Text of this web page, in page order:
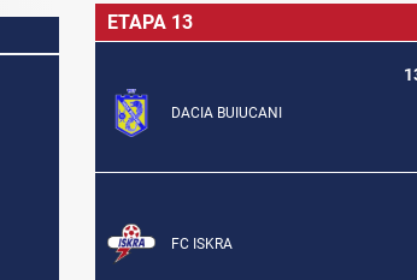
ETAPA 13
DACIA BUIUCANI
FC ISKRA